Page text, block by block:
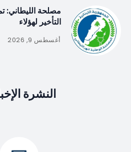
مصلحة الليطاني:
التأخير لهؤلاء
أغسطس 9, 2026
النشرة